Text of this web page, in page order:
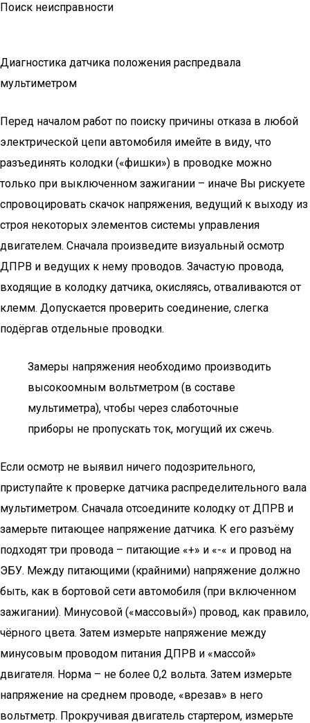
Поиск неисправности
Диагностика датчика положения распредвала
мультиметром
Перед началом работ по поиску причины отказа в любой
электрической цепи автомобиля имейте в виду, что
разъединять колодки («фишки») в проводке можно
только при выключенном зажигании – иначе Вы рискуете
спровоцировать скачок напряжения, ведущий к выходу из
строя некоторых элементов системы управления
двигателем. Сначала произведите визуальный осмотр
ДПРВ и ведущих к нему проводов. Зачастую провода,
входящие в колодку датчика, окисляясь, отваливаются от
клемм. Допускается проверить соединение, слегка
подёргав отдельные проводки.
Замеры напряжения необходимо производить
высокоомным вольтметром (в составе
мультиметра), чтобы через слаботочные
приборы не пропускать ток, могущий их сжечь.
Если осмотр не выявил ничего подозрительного,
приступайте к проверке датчика распределительного вала
мультиметром. Сначала отсоедините колодку от ДПРВ и
замерьте питающее напряжение датчика. К его разъёму
подходят три провода – питающие «+» и «-« и провод на
ЭБУ. Между питающими (крайними) напряжение должно
быть, как в бортовой сети автомобиля (при включенном
зажигании). Минусовой («массовый») провод, как правило,
чёрного цвета. Затем измерьте напряжение между
минусовым проводом питания ДПРВ и «массой»
двигателя. Норма – не более 0,2 вольта. Затем измерьте
напряжение на среднем проводе, «врезав» в него
вольтметр. Прокручивая двигатель стартером, измерьте